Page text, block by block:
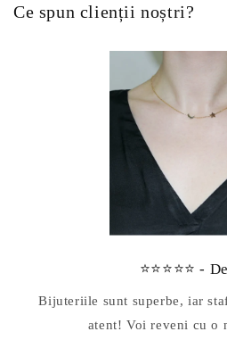
Ce spun clienții noștri?
⭐⭐⭐⭐⭐ -
Bijuteriile sunt superbe, iar
atent! Voi reveni cu o